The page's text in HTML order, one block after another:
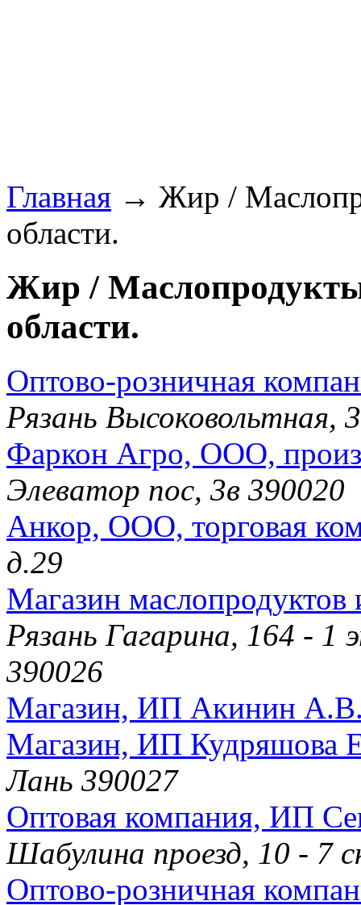
Главная → Жир /
области.
Жир /
области.
Оптово-розничная
Рязань Высоковольтная,
Фаркон Агро, ООО,
Элеватор пос, 3в 390020
Анкор, ООО, торговая
д.29
Магазин
Рязань Гагарина, 164 -
390026
Магазин, ИП Акинин
Магазин, ИП Кудряшова
Лань 390027
Оптовая компания, ИП
Шабулина проезд, 10 - 7
Оптово-розничная